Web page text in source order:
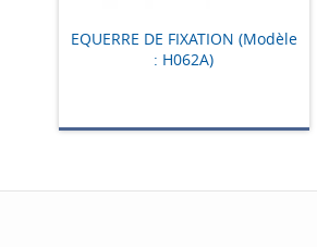
EQUERRE DE FIXATION (Modèle
: H062A)